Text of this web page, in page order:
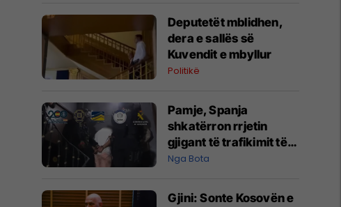
Deputetët mblidhen,
dera e sallës së
Kuvendit e mbyllur
Politikë
Pamje, Spanja
shkatërron rrjetin
gjigant të trafikimit të
emigrantëve dhe
Nga Bota
Gjini: Sonte Kosovën e